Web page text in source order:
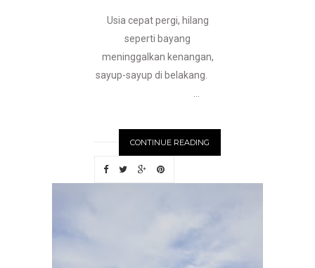
Usia cepat pergi, hilang
seperti bayang
meninggalkan kenangan,
sayup-sayup di belakang.
...
CONTINUE READING